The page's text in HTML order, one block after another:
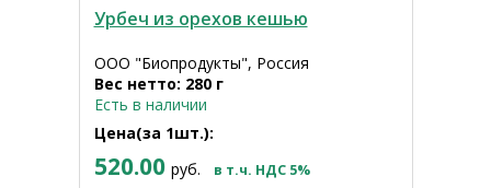
Урбеч из орехов кешью
ООО "Биопродукты", Россия
Вес нетто: 280 г
Есть в наличии
Цена(за 1шт.):
520.00 руб. в т.ч. НДС 5%